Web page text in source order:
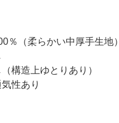
％（柔らかい中厚手生地）
構造上ゆとりあり）
性あり